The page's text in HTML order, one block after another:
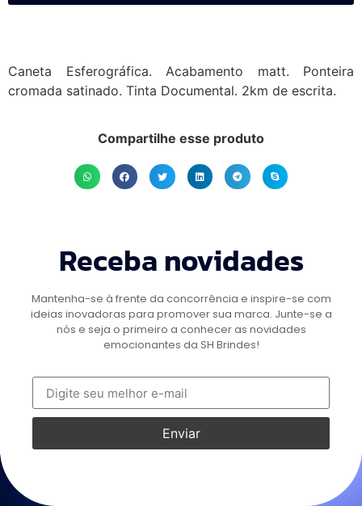
Caneta Esferográfica. Acabamento matt. Ponteira
cromada satinado. Tinta Documental. 2km de escrita.
Compartilhe esse produto
Receba novidades
Mantenha-se à frente da concorrência e inspire-se com
ideias inovadoras para promover sua marca. Junte-se a
nós e seja o primeiro a conhecer as novidades
emocionantes da SH Brindes!
Enviar